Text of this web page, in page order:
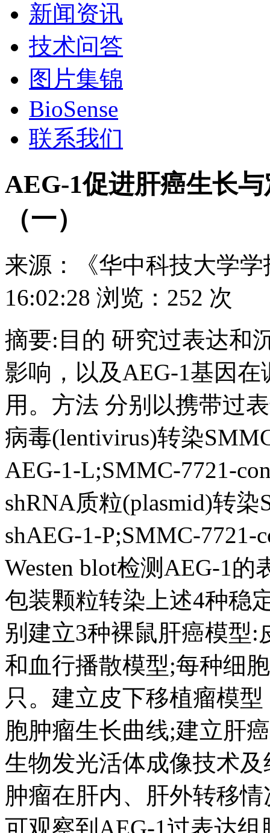
新闻资讯
技术问答
图片集锦
BioSense
联系我们
AEG-1促进肝癌生长
（一）
来源：
《华中科技大学
16:02:28 浏览： 252 次
摘要:目的 研究过表达和
影响，以及AEG-1基因
用。方法 分别以携带过
病毒(lentivirus)转染
AEG-1-L;SMMC-7721-
shRNA质粒(plasmid)转
shAEG-1-P;SMMC-
Westen blot检测AEG-1
包装颗粒转染上述4种稳
别建立3种裸鼠肝癌模型
和血行播散模型;每种细
只。建立皮下移植瘤模
胞肿瘤生长曲线;建立肝
生物发光活体成像技术
肿瘤在肝内、肝外转移
可观察到AEG-1过表达